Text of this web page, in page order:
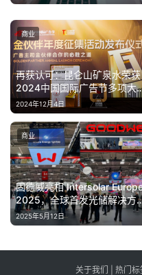
再获认可：昆仑山矿泉水荣获
2024中国国际广告节多项大
奖
2024年12月4日
商业
固德威亮相 Intersolar
2025，全球首发光储解决方
案引爆关注
2025年5月12日
商业
关于我们 热门标